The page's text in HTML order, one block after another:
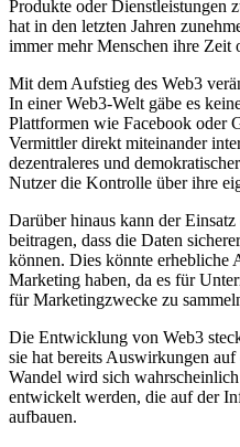
Produkte oder Dienstleistungen
hat in den letzten Jahren
immer mehr Menschen ihre Zeit
Mit dem Aufstieg des Web3
In einer Web3-Welt gäbe es
Plattformen wie Facebook oder
Vermittler direkt miteinander
dezentraleres und
Nutzer die Kontrolle über ihre
Darüber hinaus kann der
beitragen, dass die Daten
können. Dies könnte erhebliche
Marketing haben, da es für
für Marketingzwecke zu
Die Entwicklung von Web3
sie hat bereits Auswirkungen
Wandel wird sich
entwickelt werden, die auf der
aufbauen.